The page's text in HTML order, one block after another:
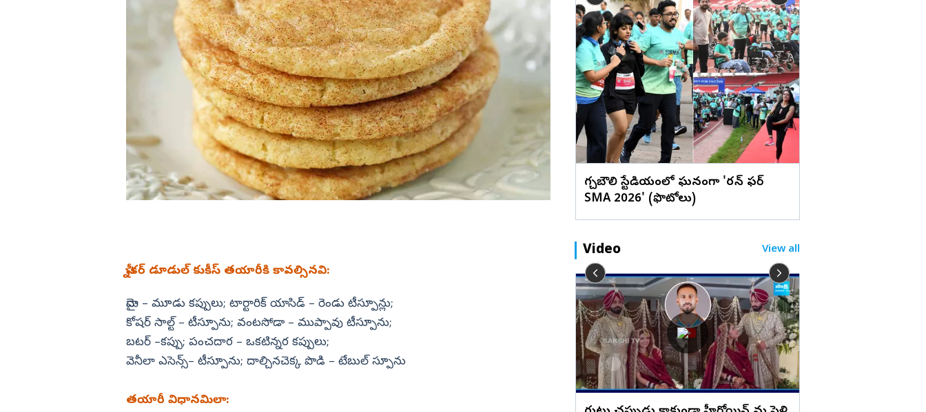
గుంటూరు
బాపట్ల
పల్నాడు
కృష్ణా
ఎన్టీఆర్
కర్నూలు
నంద్యాల
ప్రకాశం
అల్లూరి సీతారామరాజు
విజయనగరం
పార్వతీపురం మన్యం
ఖమ్మం
భద్రాద్రి
మహబూబ్‌నగర్
జోగులాంబ
నాగర్ కర్నూల్
నారాయణపేట
వనపర్తి
మెదక్
యాదాద్రి
నిజామాబాద్
కామారెడ్డి
వీడియోలు
వెబ్ స్టోరీస్
ఎడ్యుకేషన్
కర్ణాటక
తమిళనాడు
ఢిల్లీ
మహారాష్ట్ర
ఒడిశా
స్నీకర్‌ డూడుల్‌ కుకీస్‌ తయారీకి కావల్సినవి:
మైదా – మూడు కప్పులు; టార్టారిక్‌ యాసిడ్‌ – రెండు టీస్పూన్లు;
కోషర్‌ సాల్ట్‌ – టీస్పూను; వంటసోడా – ముప్పావు టీస్పూను;
బటర్‌ –కప్పు; పంచదార – ఒకటిన్నర కప్పులు;
వెనీలా ఎసెన్స్‌– టీస్పూను; దాల్చినచెక్క పొడి – టేబుల్‌ స్పూను
తయారీ విధానమిలా:
వేశ్య పాత్రలో అదరగొట్టిన వామికా గబ్బి..
ఈ బ్యూటీ బ్యాగ్‌గ్రౌండ్‌ తెలుసా? (ఫొటోలు)
సూర్య ‘విశ్వనాథ్ అండ్ సన్స్’ మూవీ HD
స్టిల్స్
గచ్చిబౌలి స్టేడియంలో ఘనంగా 'రన్ ఫర్
SMA 2026' (ఫొటోలు)
Video View all
రామ్ చరణ్ పై రోజా షాకింగ్ కామెంట్స్!
రియాక్షన్